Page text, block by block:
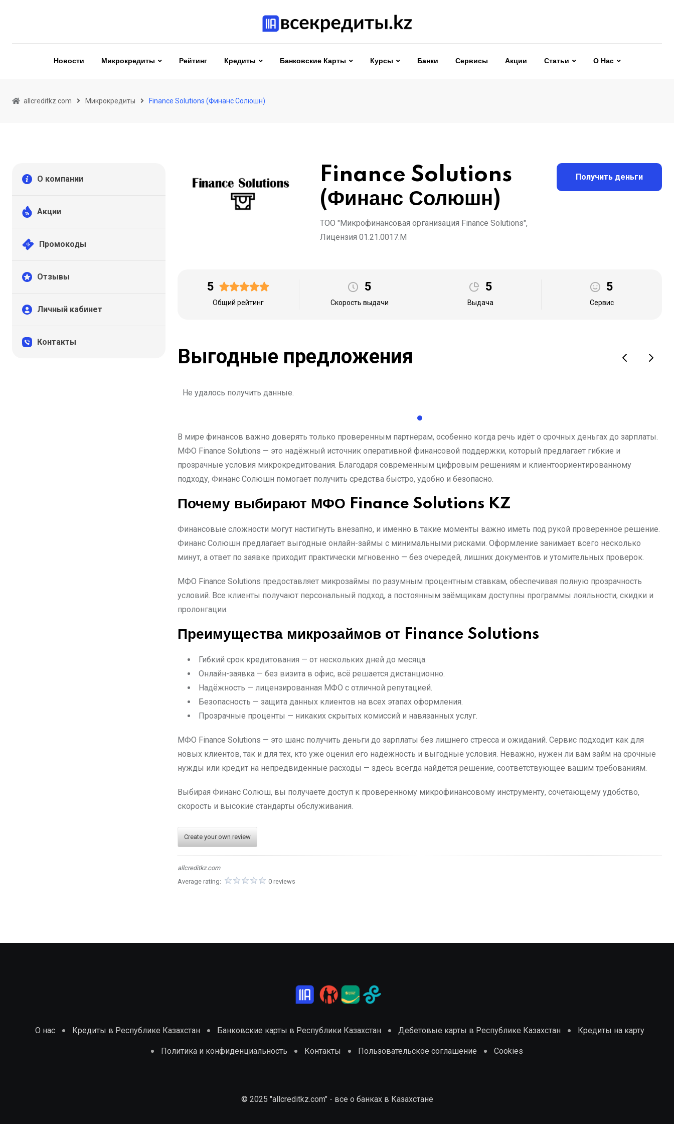
Новости Микрокредиты Рейтинг Кредиты Банковские Карты Курсы Банки Сервисы Акции Статьи О Нас
allcreditkz.com Микрокредиты Finance Solutions (Финанс Солюшн)
О компании
Акции
Промокоды
Отзывы
Личный кабинет
Контакты
Finance Solutions
(Финанс Солюшн)
ТОО "Микрофинансовая организация Finance Solutions",
Лицензия 01.21.0017.M
Получить деньги
5
Общий рейтинг
5
Скорость выдачи
5
Выдача
5
Сервис
Выгодные предложения
Не удалось получить данные.
В мире финансов важно доверять только проверенным партнёрам, особенно когда речь идёт о срочных деньгах до зарплаты.
МФО Finance Solutions — это надёжный источник оперативной финансовой поддержки, который предлагает гибкие и
прозрачные условия микрокредитования. Благодаря современным цифровым решениям и клиентоориентированному
подходу, Финанс Солюшн помогает получить средства быстро, удобно и безопасно.
Почему выбирают МФО Finance Solutions KZ
Финансовые сложности могут настигнуть внезапно, и именно в такие моменты важно иметь под рукой проверенное решение.
Финанс Солюшн предлагает выгодные онлайн-займы с минимальными рисками. Оформление занимает всего несколько
минут, а ответ по заявке приходит практически мгновенно — без очередей, лишних документов и утомительных проверок.
МФО Finance Solutions предоставляет микрозаймы по разумным процентным ставкам, обеспечивая полную прозрачность
условий. Все клиенты получают персональный подход, а постоянным заёмщикам доступны программы лояльности, скидки и
пролонгации.
Преимущества микрозаймов от Finance Solutions
Гибкий срок кредитования — от нескольких дней до месяца.
Онлайн-заявка — без визита в офис, всё решается дистанционно.
Надёжность — лицензированная МФО с отличной репутацией.
Безопасность — защита данных клиентов на всех этапах оформления.
Прозрачные проценты — никаких скрытых комиссий и навязанных услуг.
МФО Finance Solutions — это шанс получить деньги до зарплаты без лишнего стресса и ожиданий. Сервис подходит как для
новых клиентов, так и для тех, кто уже оценил его надёжность и выгодные условия. Неважно, нужен ли вам займ на срочные
нужды или кредит на непредвиденные расходы — здесь всегда найдётся решение, соответствующее вашим требованиям.
Выбирая Финанс Солюш, вы получаете доступ к проверенному микрофинансовому инструменту, сочетающему удобство,
скорость и высокие стандарты обслуживания.
Create your own review
allcreditkz.com
Average rating:
0 reviews
О нас Кредиты в Республике Казахстан Банковские карты в Республики Казахстан Дебетовые карты в Республике Казахстан Кредиты на карту
Политика и конфиденциальность Контакты Пользовательское соглашение Cookies
© 2025 "allcreditkz.com" - все о банках в Казахстане